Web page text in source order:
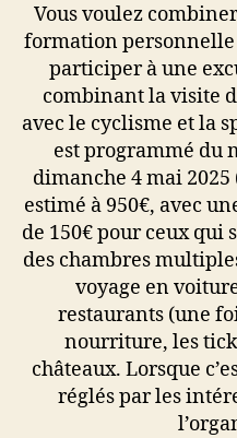
Vous voulez
formation personnelle
participer à une
combinant la visite
avec le cyclisme et la
est programmé du
dimanche 4 mai 2025
estimé à 950€, avec
de 150€ pour ceux qui
des chambres
voyage en
restaurants (une
nourriture, les
châteaux. Lorsque
réglés par les